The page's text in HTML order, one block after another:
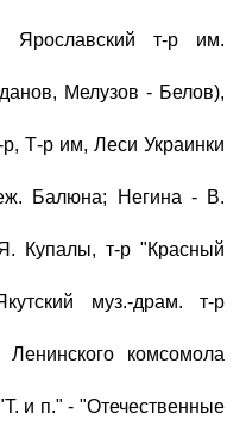
Ярославский т-р им.
Мелузов - Белов),
Т-р им, Леси Украинки
Балюна; Негина - В.
Купалы, т-р "Красный
муз.-драм. т-р
комсомола
и п." - "Отечественные